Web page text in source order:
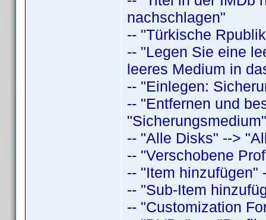
nachschlagen"
-- "Türkische
-- "Legen Sie eine
leeres Medium in
-- "Einlegen:
-- "Entfernen und
"Sicherungsmedium"
-- "Alle Disks" -->
-- "Verschobene
-- "Item hinzufügen"
-- "Sub-Item
-- "Customization